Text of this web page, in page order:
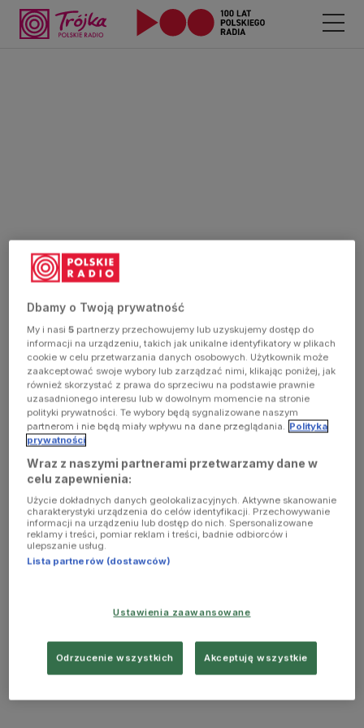
Dbamy o Twoją prywatność
My i nasi5 partnerzy przechowujemy lub uzyskujemy dostęp do
informacji na urządzeniu, takich jak unikalne identyfikatory w plikach
cookie w celu przetwarzania danych osobowych. Użytkownik może
zaakceptować swoje wybory lub zarządzać nimi, klikając poniżej, jak
również skorzystać z prawa do sprzeciwu na podstawie prawnie
uzasadnionego interesu lub w dowolnym momencie na stronie
polityki prywatności. Te wybory będą sygnalizowane naszym
partnerom i nie będą miały wpływu na dane przeglądania. Polityka
prywatności
Wraz z naszymi partnerami przetwarzamy dane w
celu zapewnienia:
Użycie dokładnych danych geolokalizacyjnych. Aktywne skanowanie
charakterystyki urządzenia do celów identyfikacji. Przechowywanie
informacji na urządzeniu lub dostęp do nich. Spersonalizowane
reklamy i treści, pomiar reklam i treści, badnie odbiorców i
ulepszanie usług.
Lista partnerów (dostawców)
Ustawienia zaawansowane
Odrzucenie wszystkich Akceptuję wszystkie